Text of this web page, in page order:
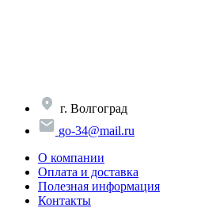
г. Волгоград
go-34@mail.ru
О компании
Оплата и доставка
Полезная информация
Контакты